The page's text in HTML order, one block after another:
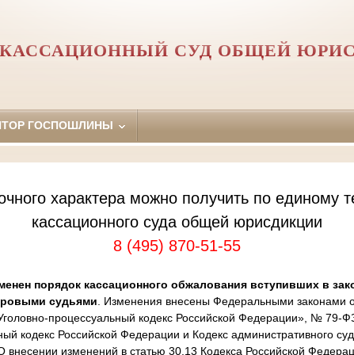
СУД ОБЩЕЙ
ГОСПОШЛИНЫ
характера можно получить по единому
кассационного суда общей юрисдикции
8 (495) 870-51-55
порядок кассационного обжалования вступивших в
судьями. Изменения внесены Федеральными законами
процессуальный кодекс Российской Федерации», № 79-
кодекс Российской Федерации и Кодекс административного
изменений в статью 30.13 Кодекса Российской